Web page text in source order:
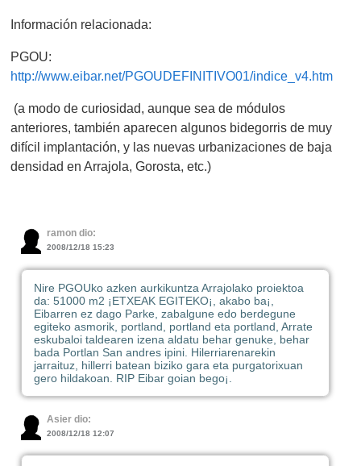
Información relacionada:
PGOU:
http://www.eibar.net/PGOUDEFINITIVO01/indice_v4.htm
(a modo de curiosidad, aunque sea de módulos
anteriores, también aparecen algunos bidegorris de muy
difícil implantación, y las nuevas urbanizaciones de baja
densidad en Arrajola, Gorosta, etc.)
ramon dio:
2008/12/18 15:23
Nire PGOUko azken aurkikuntza Arrajolako proiektoa
da: 51000 m2 ¡ETXEAK EGITEKO¡, akabo ba¡,
Eibarren ez dago Parke, zabalgune edo berdegune
egiteko asmorik, portland, portland eta portland, Arrate
eskubaloi taldearen izena aldatu behar genuke, behar
bada Portlan San andres ipini. Hilerriarenarekin
jarraituz, hillerri batean biziko gara eta purgatorixuan
gero hildakoan. RIP Eibar goian bego¡.
Asier dio:
2008/12/18 12:07